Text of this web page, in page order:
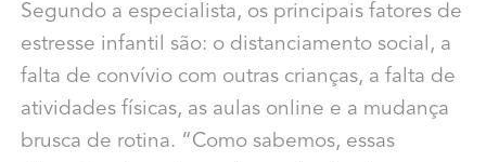
Segundo a especialista, os principais fatores de
estresse infantil são: o distanciamento social, a
falta de convívio com outras crianças, a falta de
atividades físicas, as aulas online e a mudança
brusca de rotina. “Como sabemos, essas